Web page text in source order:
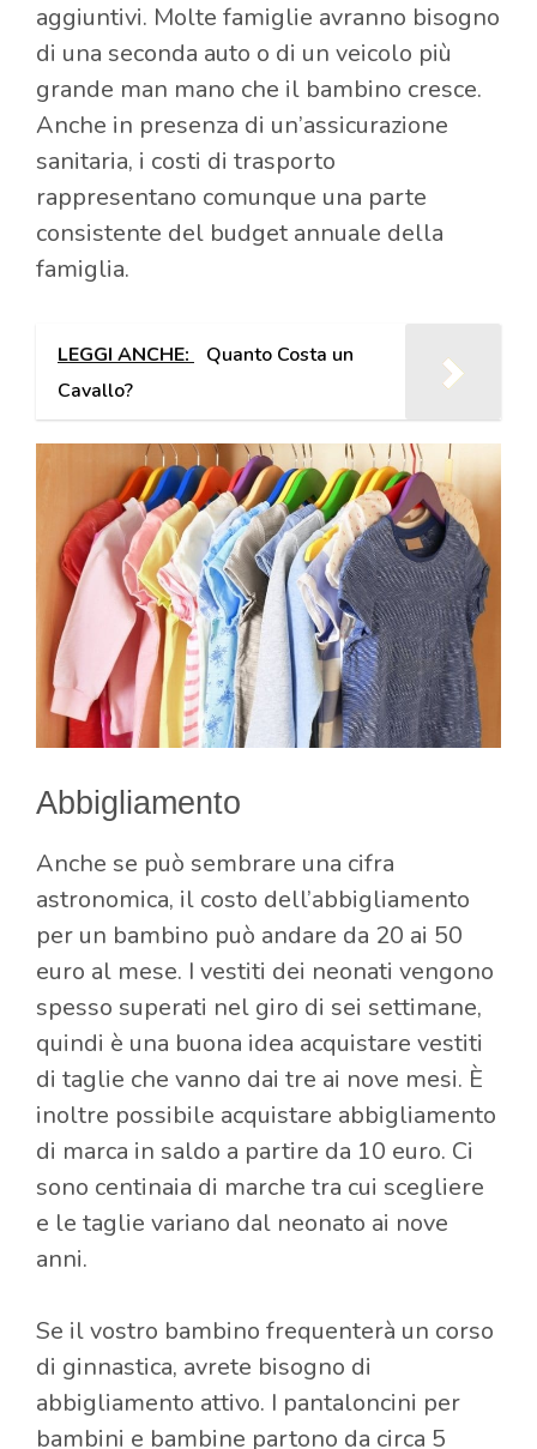
aggiuntivi. Molte famiglie avranno bisogno
di una seconda auto o di un veicolo più
grande man mano che il bambino cresce.
Anche in presenza di un’assicurazione
sanitaria, i costi di trasporto
rappresentano comunque una parte
consistente del budget annuale della
famiglia.
LEGGI ANCHE: Quanto Costa un
Cavallo?
Abbigliamento
Anche se può sembrare una cifra
astronomica, il costo dell’abbigliamento
per un bambino può andare da 20 ai 50
euro al mese. I vestiti dei neonati vengono
spesso superati nel giro di sei settimane,
quindi è una buona idea acquistare vestiti
di taglie che vanno dai tre ai nove mesi. È
inoltre possibile acquistare abbigliamento
di marca in saldo a partire da 10 euro. Ci
sono centinaia di marche tra cui scegliere
e le taglie variano dal neonato ai nove
anni.
Se il vostro bambino frequenterà un corso
di ginnastica, avrete bisogno di
abbigliamento attivo. I pantaloncini per
bambini e bambine partono da circa 5